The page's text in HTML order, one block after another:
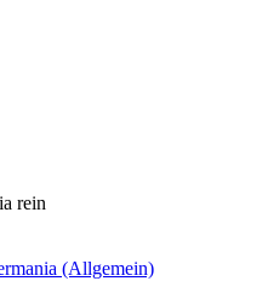
rein
(Allgemein)